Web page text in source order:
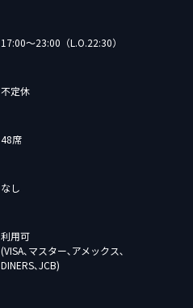
17:00～23:00（L.O.22:30）
不定休
48席
なし
利用可
(VISA､マスター､アメックス､
DINERS､JCB)